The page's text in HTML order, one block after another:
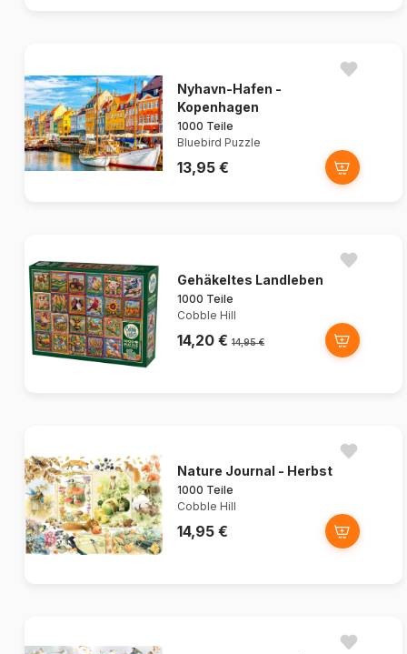
Nyhavn-Hafen -
Kopenhagen
1000 Teile
Bluebird Puzzle
13,95 €
Gehäkeltes Landleben
1000 Teile
Cobble Hill
14,20 € 14,95 €
Nature Journal - Herbst
1000 Teile
Cobble Hill
14,95 €